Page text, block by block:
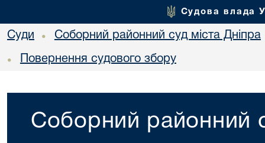
Судова влада
Суди • Соборний районний суд міста Дніпра
• Повернення судового збору
Соборний районний